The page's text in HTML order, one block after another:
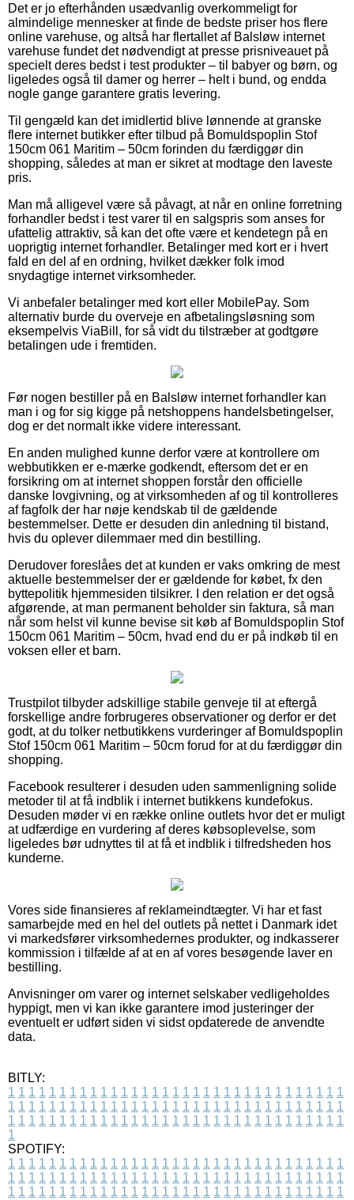
Det er jo efterhånden usædvanlig overkommeligt for
almindelige mennesker at finde de bedste priser hos flere
online varehuse, og altså har flertallet af Balsløw internet
varehuse fundet det nødvendigt at presse prisniveauet på
specielt deres bedst i test produkter – til babyer og børn, og
ligeledes også til damer og herrer – helt i bund, og endda
nogle gange garantere gratis levering.
Til gengæld kan det imidlertid blive lønnende at granske
flere internet butikker efter tilbud på Bomuldspoplin Stof
150cm 061 Maritim – 50cm forinden du færdiggør din
shopping, således at man er sikret at modtage den laveste
pris.
Man må alligevel være så påvagt, at når en online forretning
forhandler bedst i test varer til en salgspris som anses for
ufattelig attraktiv, så kan det ofte være et kendetegn på en
uoprigtig internet forhandler. Betalinger med kort er i hvert
fald en del af en ordning, hvilket dækker folk imod
snydagtige internet virksomheder.
Vi anbefaler betalinger med kort eller MobilePay. Som
alternativ burde du overveje en afbetalingsløsning som
eksempelvis ViaBill, for så vidt du tilstræber at godtgøre
betalingen ude i fremtiden.
Før nogen bestiller på en Balsløw internet forhandler kan
man i og for sig kigge på netshoppens handelsbetingelser,
dog er det normalt ikke videre interessant.
En anden mulighed kunne derfor være at kontrollere om
webbutikken er e-mærke godkendt, eftersom det er en
forsikring om at internet shoppen forstår den officielle
danske lovgivning, og at virksomheden af og til kontrolleres
af fagfolk der har nøje kendskab til de gældende
bestemmelser. Dette er desuden din anledning til bistand,
hvis du oplever dilemmaer med din bestilling.
Derudover foreslåes det at kunden er vaks omkring de mest
aktuelle bestemmelser der er gældende for købet, fx den
byttepolitik hjemmesiden tilsikrer. I den relation er det også
afgørende, at man permanent beholder sin faktura, så man
når som helst vil kunne bevise sit køb af Bomuldspoplin Stof
150cm 061 Maritim – 50cm, hvad end du er på indkøb til en
voksen eller et barn.
Trustpilot tilbyder adskillige stabile genveje til at eftergå
forskellige andre forbrugeres observationer og derfor er det
godt, at du tolker netbutikkens vurderinger af Bomuldspoplin
Stof 150cm 061 Maritim – 50cm forud for at du færdiggør din
shopping.
Facebook resulterer i desuden uden sammenligning solide
metoder til at få indblik i internet butikkens kundefokus.
Desuden møder vi en række online outlets hvor det er muligt
at udfærdige en vurdering af deres købsoplevelse, som
ligeledes bør udnyttes til at få et indblik i tilfredsheden hos
kunderne.
Vores side finansieres af reklameindtægter. Vi har et fast
samarbejde med en hel del outlets på nettet i Danmark idet
vi markedsfører virksomhedernes produkter, og indkasserer
kommission i tilfælde af at en af vores besøgende laver en
bestilling.
Anvisninger om varer og internet selskaber vedligeholdes
hyppigt, men vi kan ikke garantere imod justeringer der
eventuelt er udført siden vi sidst opdaterede de anvendte
data.
BITLY:
1 1 1 1 1 1 1 1 1 1 1 1 1 1 1 1 1 1 1 1 1 1 1 1 1 1 1 1 1 1 1 1 1
1 1 1 1 1 1 1 1 1 1 1 1 1 1 1 1 1 1 1 1 1 1 1 1 1 1 1 1 1 1 1 1 1
1 1 1 1 1 1 1 1 1 1 1 1 1 1 1 1 1 1 1 1 1 1 1 1 1 1 1 1 1 1 1 1 1
1
SPOTIFY:
1 1 1 1 1 1 1 1 1 1 1 1 1 1 1 1 1 1 1 1 1 1 1 1 1 1 1 1 1 1 1 1 1
1 1 1 1 1 1 1 1 1 1 1 1 1 1 1 1 1 1 1 1 1 1 1 1 1 1 1 1 1 1 1 1 1
1 1 1 1 1 1 1 1 1 1 1 1 1 1 1 1 1 1 1 1 1 1 1 1 1 1 1 1 1 1 1 1 1